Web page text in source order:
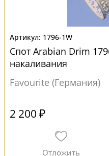
1796-1W
Спот Arabian Drim
накаливания
Favourite (Германия)
2 200 ₽